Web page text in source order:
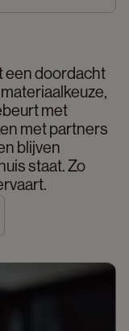
een doordacht
met
met partners
blijven
staat. Zo